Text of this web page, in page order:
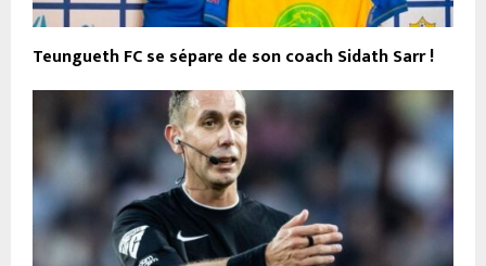
Teungueth FC se sépare de son coach Sidath Sarr !